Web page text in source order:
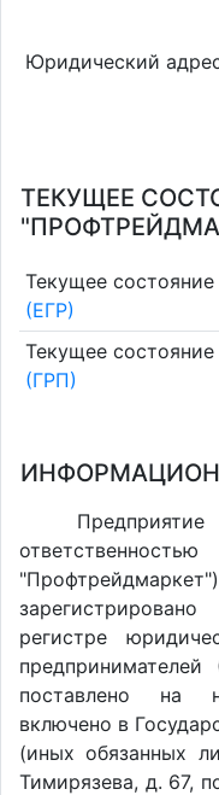
Юридический
ТЕКУЩЕЕ
Текущее состояние
(ЕГР)
Текущее состояние
(ГРП)
регистре
предпринимателей
поставлено на
включено в
(иных обязанных
Тимирязева, д. 67,